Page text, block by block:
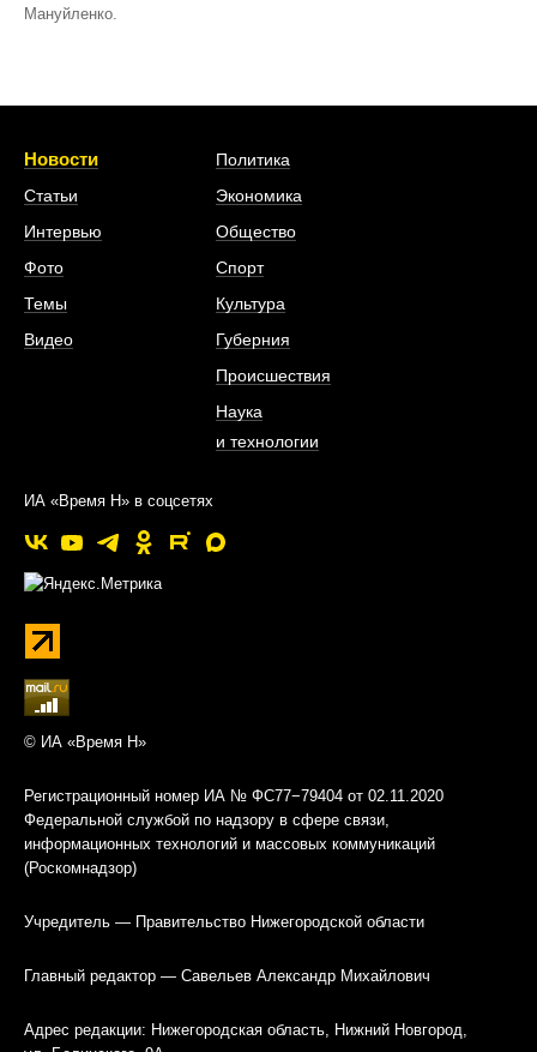
Мануйленко.
Новости
Статьи
Интервью
Фото
Темы
Видео
Политика
Экономика
Общество
Спорт
Культура
Губерния
Происшествия
Наука
и технологии
ИА «Время Н» в соцсетях
© ИА «Время Н»
Регистрационный номер ИА № ФС77−79404 от 02.11.2020
Федеральной службой по надзору в сфере связи,
информационных технологий и массовых коммуникаций
(Роскомнадзор)
Учредитель — Правительство Нижегородской области
Главный редактор — Савельев Александр Михайлович
Адрес редакции: Нижегородская область, Нижний Новгород,